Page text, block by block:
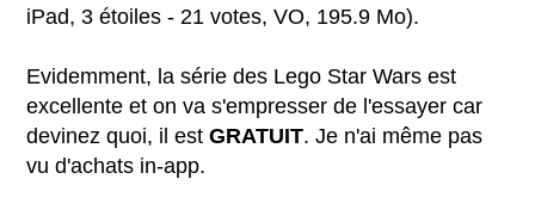
iPad, 3 étoiles - 21 votes, VO, 195.9 Mo).
Evidemment, la série des Lego Star Wars est
excellente et on va s'empresser de l'essayer car
devinez quoi, il estGRATUIT. Je n'ai même pas
vu d'achats in-app.